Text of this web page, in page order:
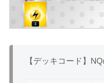
【デッキコード】